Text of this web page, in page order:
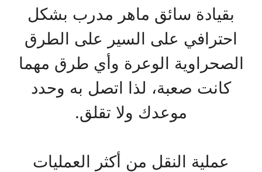
بقيادة سائق ماهر مدرب بشكل
احترافي على السير على الطرق
الصحراوية الوعرة وأي طرق مهما
كانت صعبة، لذا اتصل به وحدد
موعدك ولا تقلق.
عملية النقل من أكثر العمليات